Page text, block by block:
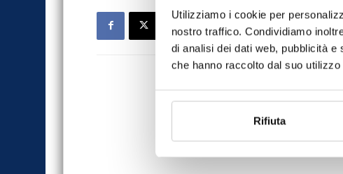
Utilizziamo i cookie per
nostro traffico. Condividiamo
di analisi dei dati web, pubblicità
che hanno raccolto dal suo
Rifiuta